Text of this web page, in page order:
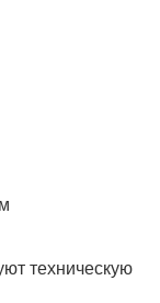
техническую